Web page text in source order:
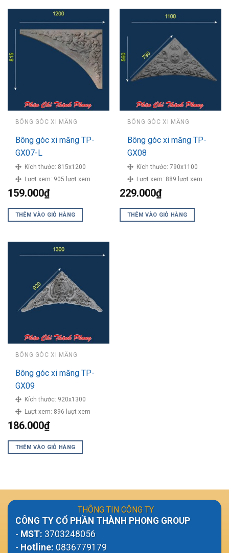
BÔNG GÓC XI MĂNG
Bông góc xi măng TP-
GX07-L
Kích thước: 815x1200
Lượt xem: 905 lượt xem
159.000₫
THÊM VÀO GIỎ HÀNG
BÔNG GÓC XI MĂNG
Bông góc xi măng TP-
GX08
Kích thước: 790x1100
Lượt xem: 889 lượt xem
229.000₫
THÊM VÀO GIỎ HÀNG
BÔNG GÓC XI MĂNG
Bông góc xi măng TP-
GX09
Kích thước: 920x1300
Lượt xem: 896 lượt xem
186.000₫
THÊM VÀO GIỎ HÀNG
THÔNG TIN CÔNG TY
CÔNG TY CỔ PHẦN THÀNH PHONG GROUP
- MST: 3703248056
- Hotline: 0836779179